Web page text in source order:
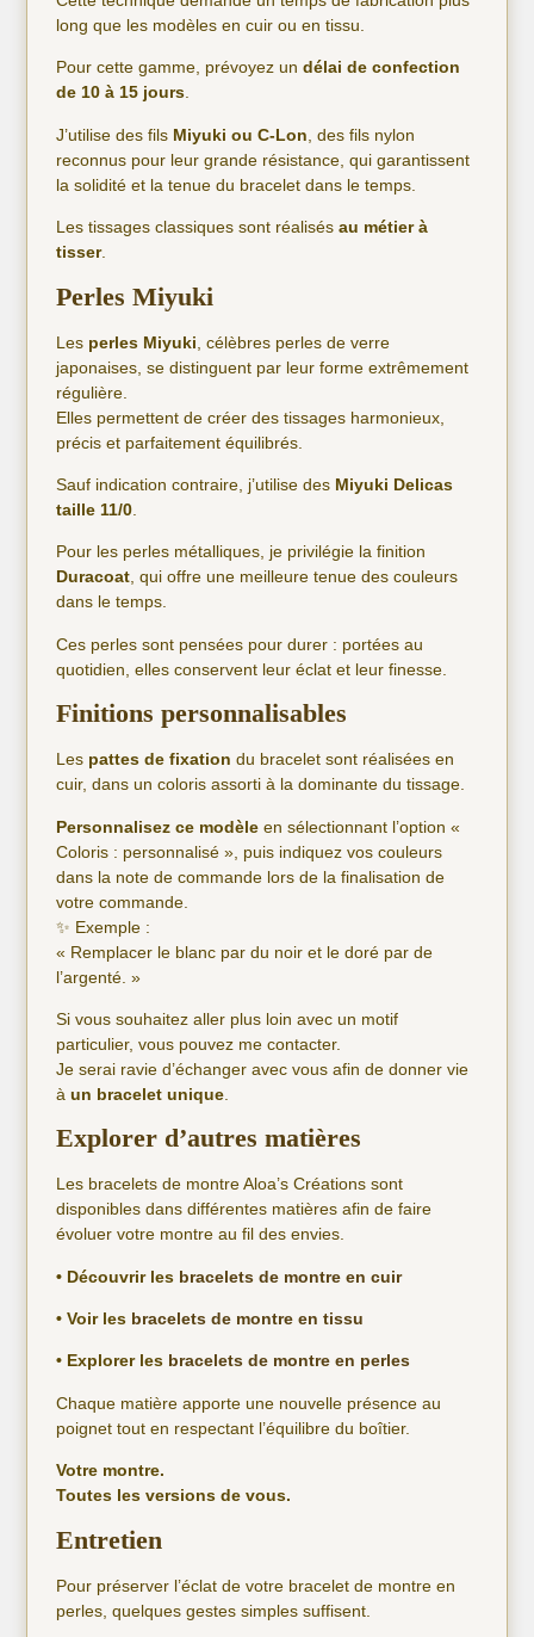
long que les modèles en cuir ou en tissu.
Pour cette gamme, prévoyez undélai de confection
de 10 à 15 jours.
J’utilise des fils Miyuki ou C-Lon , des fils nylon
reconnus pour leur grande résistance, qui garantissent
la solidité et la tenue du bracelet dans le temps.
Les tissages classiques sont réalisésau métier à
tisser.
Perles Miyuki
Les perles Miyuki , célèbres perles de verre
japonaises, se distinguent par leur forme extrêmement
régulière.
Elles permettent de créer des tissages harmonieux,
précis et parfaitement équilibrés.
Sauf indication contraire, j’utilise des Miyuki Delicas
taille 11/0
Pour les perles métalliques, je privilégie la finition
Duracoat, qui offre une meilleure tenue des couleurs
dans le temps.
Ces perles sont pensées pour durer : portées au
quotidien, elles conservent leur éclat et leur finesse.
Finitions personnalisables
Les pattes de fixation du bracelet sont réalisées en
cuir, dans un coloris assorti à la dominante du tissage.
Personnalisez ce modèle en sélectionnant l’option «
Coloris : personnalisé », puis indiquez vos couleurs
dans la note de commande lors de la finalisation de
votre commande.
✨ Exemple :
« Remplacer le blanc par du noir et le doré par de
l’argenté. »
Si vous souhaitez aller plus loin avec un motif
particulier, vous pouvez me contacter.
Je serai ravie d’échanger avec vous afin de donner vie
àun bracelet unique
Explorer d’autres matières
Les bracelets de montre Aloa’s Créations sont
disponibles dans différentes matières afin de faire
évoluer votre montre au fil des envies.
• Découvrir les bracelets de montre en cuir
• Voir les bracelets de montre en tissu
• Explorer les bracelets de montre en perles
Chaque matière apporte une nouvelle présence au
poignet tout en respectant l’équilibre du boîtier.
Votre montre.
Toutes les versions de vous.
Entretien
Pour préserver l’éclat de votre bracelet de montre en
perles, quelques gestes simples suffisent.